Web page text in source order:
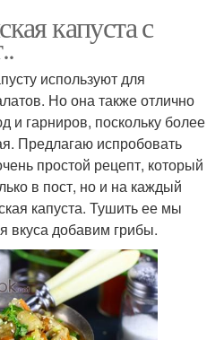
капуста с
используют для
Но она также отлично
и гарниров, поскольку более
Предлагаю испробовать
простой рецепт, который
в пост, но и на каждый
капуста. Тушить ее мы
вкуса добавим грибы.